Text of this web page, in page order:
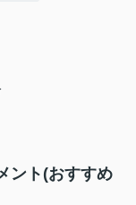
ント(おすすめ